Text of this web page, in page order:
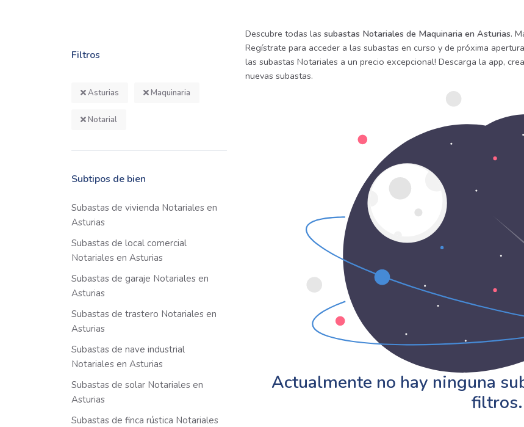
Filtros
Asturias Maquinaria
Notarial
Subtipos de bien
Subastas de vivienda Notariales en
Asturias
Subastas de local comercial
Notariales en Asturias
Subastas de garaje Notariales en
Asturias
Subastas de trastero Notariales en
Asturias
Subastas de nave industrial
Notariales en Asturias
Subastas de solar Notariales en
Asturias
Subastas de finca rústica Notariales
Descubre todas las subastas Notariales de Maquinaria en Asturias.
Regístrate para acceder a las subastas en curso y de próxima
las subastas Notariales a un precio excepcional! Descarga la app,
nuevas subastas.
Actualmente no hay ninguna
filtros.